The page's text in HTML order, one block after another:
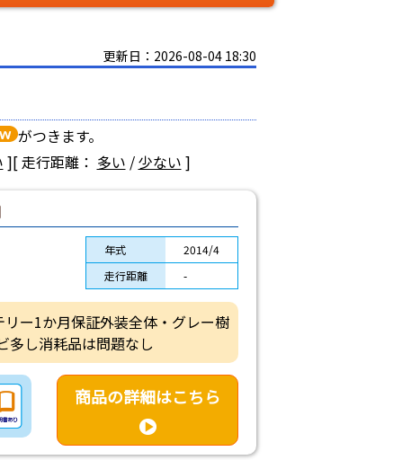
更新日：2026-08-04 18:30
がつきます。
][ 走行距離： 多い /少ない ]
年式
2014/4
走行距離
-
ー1か月保証外装全体・グレー樹
多し消耗品は問題なし
商品の詳細はこちら